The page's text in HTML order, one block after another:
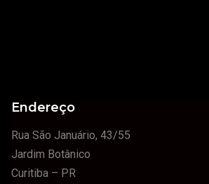
Endereço
Rua São Januário, 43/55
Jardim Botânico
Curitiba – PR